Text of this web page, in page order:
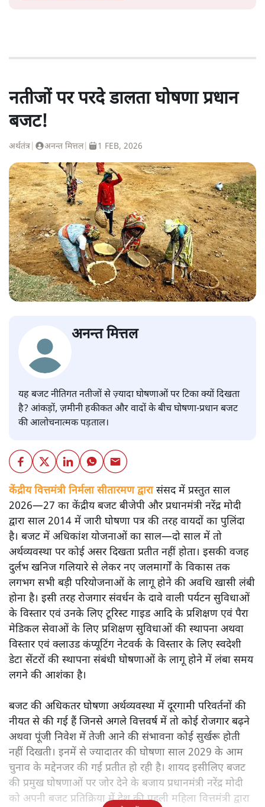
नतीजों पर परदे डालता घोषणा प्रधान
बजट!
अर्थतंत्र अनन्त मित्तल| 1 FEB, 2026
अनन्त मित्तल
यह बजट नीतिगत नतीजों से ज़्यादा घोषणाओं पर टिका क्यों दिखता
है? आंकड़ों, ज़मीनी हकीकत और वादों के बीच घोषणा-प्रधान बजट
की आलोचनात्मक पड़ताल।
केंद्रीय वित्तमंत्री निर्मला सीतारमण द्वारासंसद में प्रस्तुत साल
2026—27 का केंद्रीय बजट बीजेपी और प्रधानमंत्री नरेंद्र मोदी
द्वारा साल 2014 में जारी घोषणा पत्र की तरह वायदों का पुलिंदा
है। बजट में अधिकांश योजनाओं का साल—दो साल में तो
अर्थव्यवस्था पर कोई असर दिखता प्रतीत नहीं होता। इसकी वजह
दुर्लभ खनिज गलियारे से लेकर नए जलमार्गों के विकास तक
लगभग सभी बड़ी परियोजनाओं के लागू होने की अवधि खासी लंबी
होना है। इसी तरह रोजगार संवर्धन के दावे वाली पर्यटन सुविधाओं
के विस्तार एवं उनके लिए टूरिस्ट गाइड आदि के प्रशिक्षण एवं पैरा
मेडिकल सेवाओं के लिए प्रशिक्षण सुविधाओं की स्थापना अथवा
विस्तार एवं क्लाउड कंप्यूटिंग नेटवर्क के विस्तार के लिए स्वदेशी
डेटा सेंटरों की स्थापना संबंधी घोषणाओं के लागू होने में लंबा समय
लगने की आशंका है।
बजट की अधिकतर घोषणा अर्थव्यवस्था में दूरगामी परिवर्तनों की
नीयत से की गई हैं जिनसे अगले वित्तवर्ष में तो कोई रोजगार बढ़ने
अथवा पूंजी निवेश में तेजी आने की संभावना कोई सुर्खरू होती
नहीं दिखती। इनमें से ज्यादातर की घोषणा साल 2029 के आम
चुनाव के मद्देनजर की गई प्रतीत हो रही है। शायद इसीलिए बजट
की प्रमुख घोषणाओं पर जोर देने के बजाय प्रधानमंत्री नरेंद्र मोदी
को अपनी बजट प्रतिक्रिया में देश की पहली महिला वित्तमंत्री द्वारा